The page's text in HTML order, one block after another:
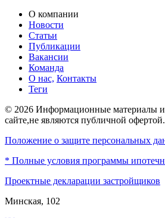
О компании
Новости
Статьи
Публикации
Вакансии
Команда
О нас, Контакты
Теги
© 2026 Информационные материалы
сайте,не являются публичной офертой.
Положение о защите персональных
* Полные условия программы
Проектные декларации застройщиков
Минская, 102